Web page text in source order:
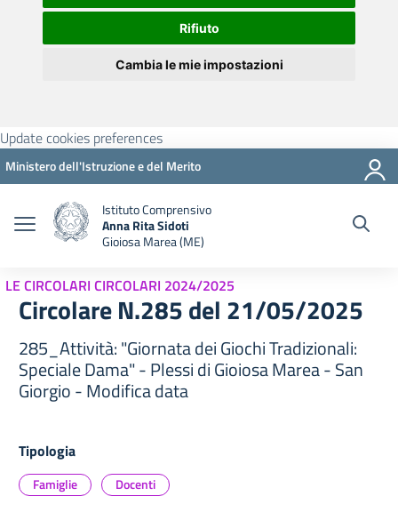
Rifiuto
Cambia le mie impostazioni
Update cookies preferences
Ministero dell'Istruzione e del Merito
Istituto Comprensivo
Anna Rita Sidoti
Gioiosa Marea (ME)
LE CIRCOLARI CIRCOLARI 2024/2025
Circolare N.285 del 21/05/2025
285_Attività: "Giornata dei Giochi Tradizionali:
Speciale Dama" - Plessi di Gioiosa Marea - San
Giorgio - Modifica data
Tipologia
Famiglie Docenti